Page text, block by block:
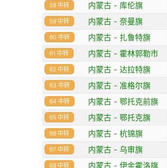
58 中转 内蒙古 - 库伦旗
59 中转 内蒙古 - 奈曼旗
60 中转 内蒙古 - 扎鲁特旗
61 中转 内蒙古 - 霍林郭勒市
62 中转 内蒙古 - 达拉特旗
63 中转 内蒙古 - 准格尔旗
64 中转 内蒙古 - 鄂托克前旗
65 中转 内蒙古 - 鄂托克旗
66 中转 内蒙古 - 杭锦旗
67 中转 内蒙古 - 乌审旗
68 中转 内蒙古 - 伊金霍洛旗